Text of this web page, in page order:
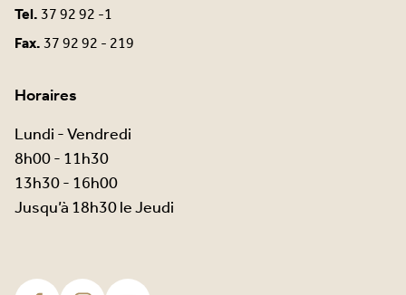
Tel.37 92 92 -1
Fax.37 92 92 - 219
Horaires
Lundi - Vendredi
8h00 - 11h30
13h30 - 16h00
Jusqu’à 18h30 le Jeudi